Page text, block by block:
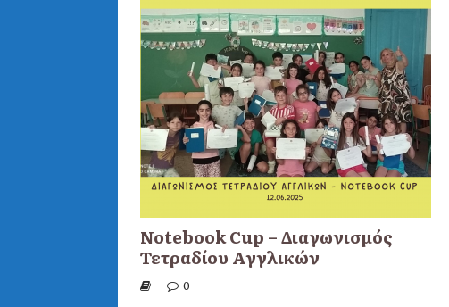
Notebook Cup – Διαγωνισμός
Τετραδίου Αγγλικών
0